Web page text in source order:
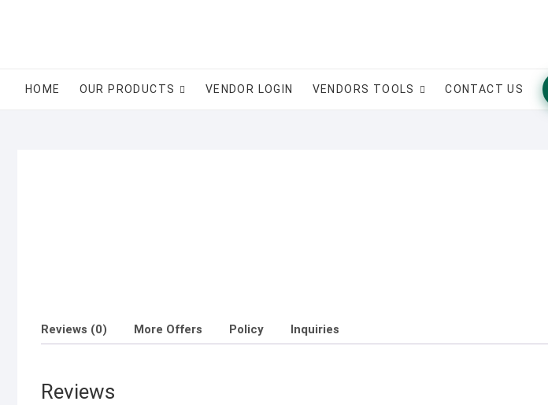
HOME OUR PRODUCTS VENDOR LOGIN VENDORS TOOLS CONTACT US
Reviews (0) More Offers Policy Inquiries
Reviews